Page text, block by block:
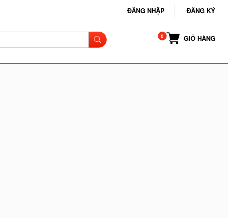
ĐĂNG NHẬP ĐĂNG KÝ
GIỎ HÀNG